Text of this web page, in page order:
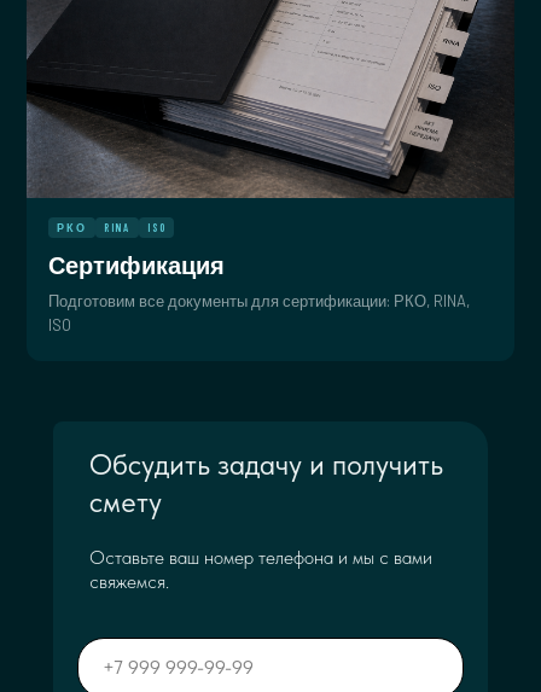
РКО RINA ISO
Сертификация
Подготовим все документы для сертификации: РКО, RINA,
ISO
Обсудить задачу и получить
смету
Оставьте ваш номер телефона и мы с вами
свяжемся.